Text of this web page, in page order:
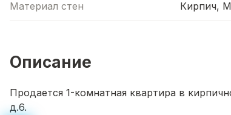
Материал стен
Кирпич,
Описание
Продается 1-комнатная квартира в
д.6.